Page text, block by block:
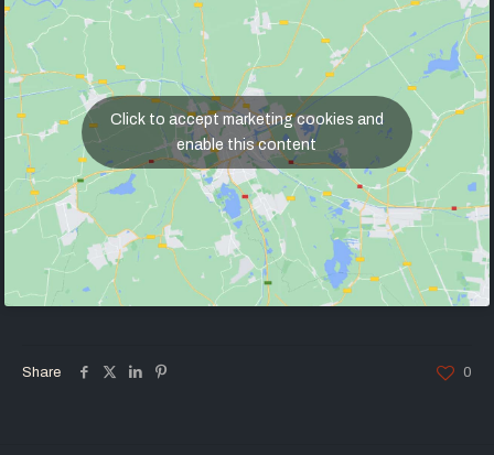
Click to accept marketing cookies and
enable this content
Share 0